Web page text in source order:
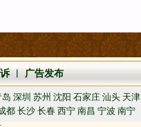
︱ 广告发布
岛 深圳 苏州 沈阳 石家庄 汕头 天津
都 长沙 长春 西宁 南昌 宁波 南宁